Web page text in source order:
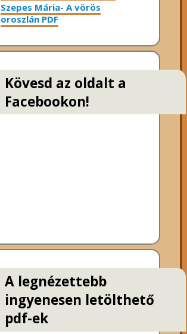
Szepes Mária- A vörös
oroszlán PDF
Kövesd az oldalt a
Facebookon!
A legnézettebb
ingyenesen letölthető
pdf-ek